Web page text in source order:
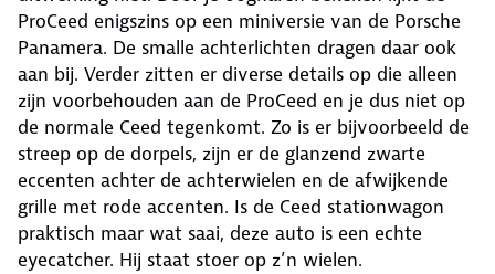
ProCeed enigszins op een miniversie van de Porsche
Panamera. De smalle achterlichten dragen daar ook
aan bij. Verder zitten er diverse details op die alleen
zijn voorbehouden aan de ProCeed en je dus niet op
de normale Ceed tegenkomt. Zo is er bijvoorbeeld de
streep op de dorpels, zijn er de glanzend zwarte
eccenten achter de achterwielen en de afwijkende
grille met rode accenten. Is de Ceed stationwagon
praktisch maar wat saai, deze auto is een echte
eyecatcher. Hij staat stoer op z’n wielen.